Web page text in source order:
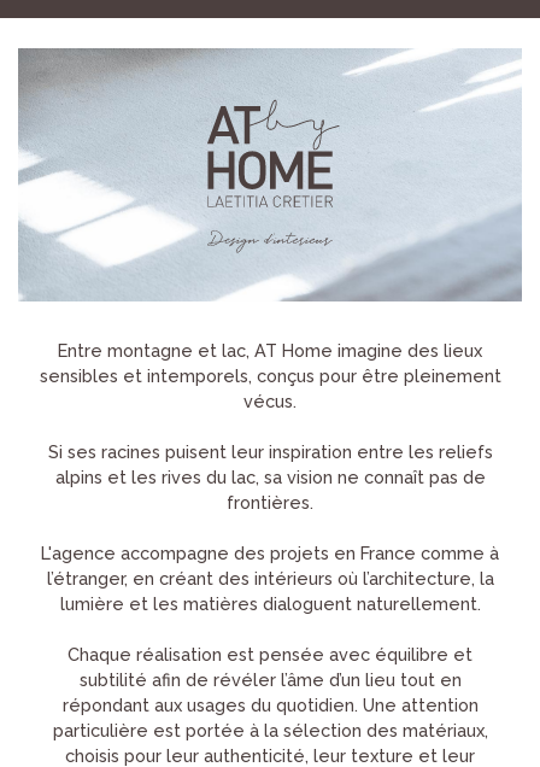
Entre montagne et lac, AT Home imagine des lieux
sensibles et intemporels, conçus pour être pleinement
vécus.
Si ses racines puisent leur inspiration entre les reliefs
alpins et les rives du lac, sa vision ne connaît pas de
frontières.
L'agence accompagne des projets en France comme à
l’étranger, en créant des intérieurs où l’architecture, la
lumière et les matières dialoguent naturellement.
Chaque réalisation est pensée avec équilibre et
subtilité afin de révéler l’âme d’un lieu tout en
répondant aux usages du quotidien. Une attention
particulière est portée à la sélection des matériaux,
choisis pour leur authenticité, leur texture et leur